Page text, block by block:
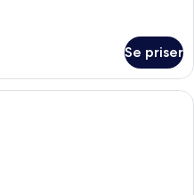
Se priser
Et hotelværelse med seng, natbord,